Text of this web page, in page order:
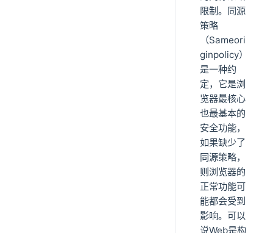
限制。同源
策略
（Sameori
ginpolicy）
是一种约
定，它是浏
览器最核心
也最基本的
安全功能，
如果缺少了
同源策略，
则浏览器的
正常功能可
能都会受到
影响。可以
说Web是构